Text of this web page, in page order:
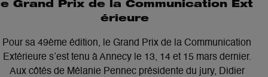
e Grand Prix de la Communication Ext
érieure
Pour sa 49ème édition, le Grand Prix de la Communication
Extérieure s’est tenu à Annecy le 13, 14 et 15 mars dernier.
Aux côtés de Mélanie Pennec présidente du jury, Didier